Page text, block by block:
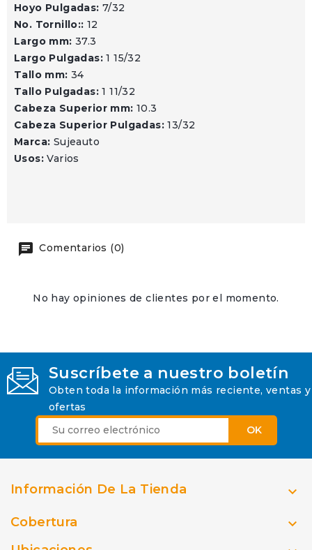
Hoyo Pulgadas: 7/32
No. Tornillo:: 12
Largo mm: 37.3
Largo Pulgadas:1 15/32
Tallo mm: 34
Tallo Pulgadas:1 11/32
Cabeza Superior mm: 10.3
Cabeza Superior Pulgadas:13/32
Marca: Sujeauto
Usos: Varios
Comentarios (0)
No hay opiniones de clientes por el momento.
Suscríbete a nuestro boletín
Obten toda la información más reciente, ventas y
ofertas
Información De La Tienda 
Cobertura 